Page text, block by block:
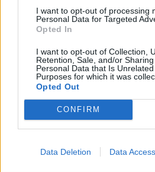
I want to opt-out of processing
Personal Data for Targeted
Opted In
I want to opt-out of Collection,
Retention, Sale, and/or
Personal Data that Is
Purposes for which it was
Opted Out
CONFIRM
Data Deletion Data Access